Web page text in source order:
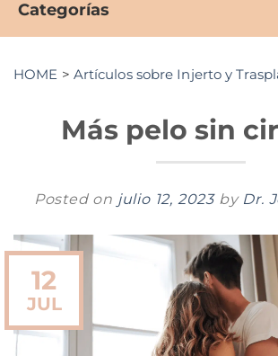
Categorías
HOME > Artículos sobre Injerto y
Más pelo sin
Posted on julio 12, 2023 by Dr.
12
JUL